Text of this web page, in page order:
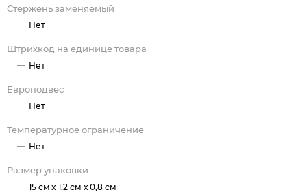
Стержень заменяемый
Нет
Штрихкод на единице товара
Нет
Европодвес
Нет
Температурное ограничение
Нет
Размер упаковки
15 см x 1,2 см x 0,8 см